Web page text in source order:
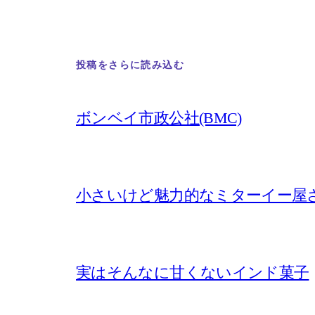
投稿をさらに読み込む
ボンベイ市政公社(BMC)
小さいけど魅力的なミターイー屋
実はそんなに甘くないインド菓子